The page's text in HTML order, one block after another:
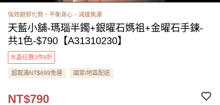
0:00
0:58
強效避邪化煞、平衡身心、減緩焦慮
天藍小舖-瑪瑙半鐲+銀曜石媽祖+金曜石手鍊-
共1色-$790【A31310230】
水晶任選3件8折
超取滿NT$699免運 國家/地區配送
NT$790